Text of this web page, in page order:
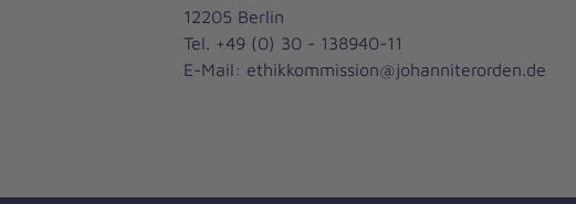
12205 Berlin
Tel. +49 (0) 30 - 138940-11
E-Mail: ethikkommission@johanniterorden.de